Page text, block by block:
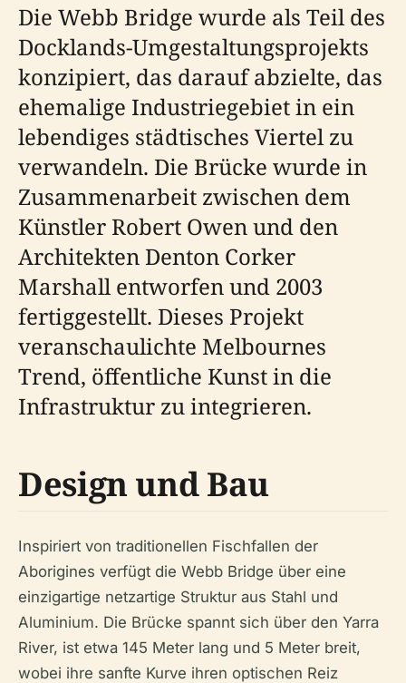
Die Webb Bridge wurde als Teil des
Docklands-Umgestaltungsprojekts
konzipiert, das darauf abzielte, das
ehemalige Industriegebiet in ein
lebendiges städtisches Viertel zu
verwandeln. Die Brücke wurde in
Zusammenarbeit zwischen dem
Künstler Robert Owen und den
Architekten Denton Corker
Marshall entworfen und 2003
fertiggestellt. Dieses Projekt
veranschaulichte Melbournes
Trend, öffentliche Kunst in die
Infrastruktur zu integrieren.
Design und Bau
Inspiriert von traditionellen Fischfallen der
Aborigines verfügt die Webb Bridge über eine
einzigartige netzartige Struktur aus Stahl und
Aluminium. Die Brücke spannt sich über den Yarra
River, ist etwa 145 Meter lang und 5 Meter breit,
wobei ihre sanfte Kurve ihren optischen Reiz